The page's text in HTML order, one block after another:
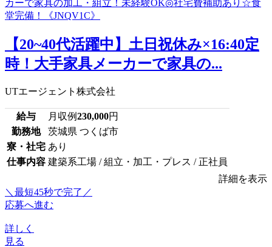
【20~40代活躍中】土日祝休み×16:40定
時！大手家具メーカーで家具の...
UTエージェント株式会社
給与 月収例230,000円
勤務地
茨城県 つくば市
寮・社宅 あり
仕事内容 建築系工場 / 組立・加工・プレス / 正社員
詳細を表示
＼最短45秒で完了／
応募へ進む
詳しく
見る